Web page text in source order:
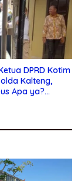
DPRD Kotim
Kalteng,
Apa ya?…